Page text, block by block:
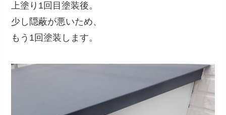
上塗り1回目塗装後。
少し隠蔽が悪いため、
もう1回塗装します。